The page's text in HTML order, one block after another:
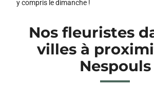
y compris le dimanche !
Nos fleuristes
villes à
Nespouls